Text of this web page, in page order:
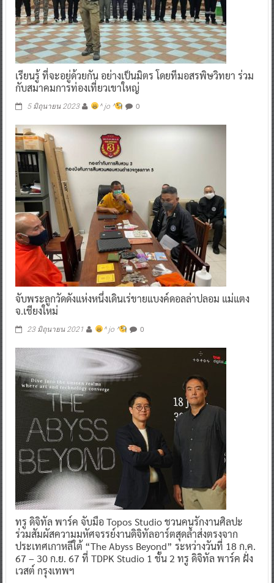
เรียนรู้ ที่จะอยู่ด้วยกัน อย่างเป็นมิตร โดยทีมอสรพิษวิทยา ร่วม
กับสมาคมการท่องเที่ยวเขาใหญ่
5 มิถุนายน 2023 ^ jo ^ 0
จับพระลูกวัดดังแห่งหนึ่งเดินเร่ขายแบงค์ดอลล่าปลอม แม่แตง
จ.เชียงใหม่
23 มิถุนายน 2021 ^ jo ^ 0
ทรู ดิจิทัล พาร์ค จับมือ Topos Studio ชวนคนรักงานศิลปะ
ร่วมสัมผัสความมหัศจรรย์งานดิจิทัลอาร์ตสุดล้ำส่งตรงจาก
ประเทศเกาหลีใต้ “The Abyss Beyond” ระหว่างวันที่ 18 ก.ค.
67 – 30 ก.ย. 67 ที่ TDPK Studio 1 ชั้น 2 ทรู ดิจิทัล พาร์ค ฝั่ง
เวสต์ กรุงเทพฯ